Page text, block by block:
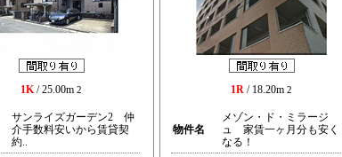
1K/ 25.00m 2
サンライズガーデン2 仲
介手数料安いから賃貸契
約..
1R / 18.20m 2
物件名
メゾン・ド・ミラージ
ュ 家賃一ヶ月分も安く
なる！